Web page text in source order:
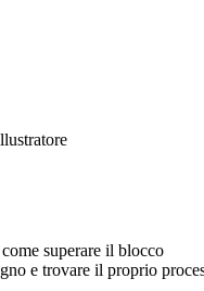
superare il blocco
e trovare il proprio